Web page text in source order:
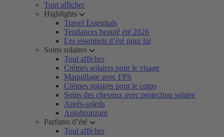
Tout afficher
Highlights
Travel Essentials
Tendances beauté été 2026
Les essentiels d’été pour lui
Soins solaires
Tout afficher
Crèmes solaires pour le visage
Maquillage avec FPS
Crèmes solaires pour le corps
Soins des cheveux avec protection solaire
Après-soleils
Autobronzant
Parfums d’été
Tout afficher